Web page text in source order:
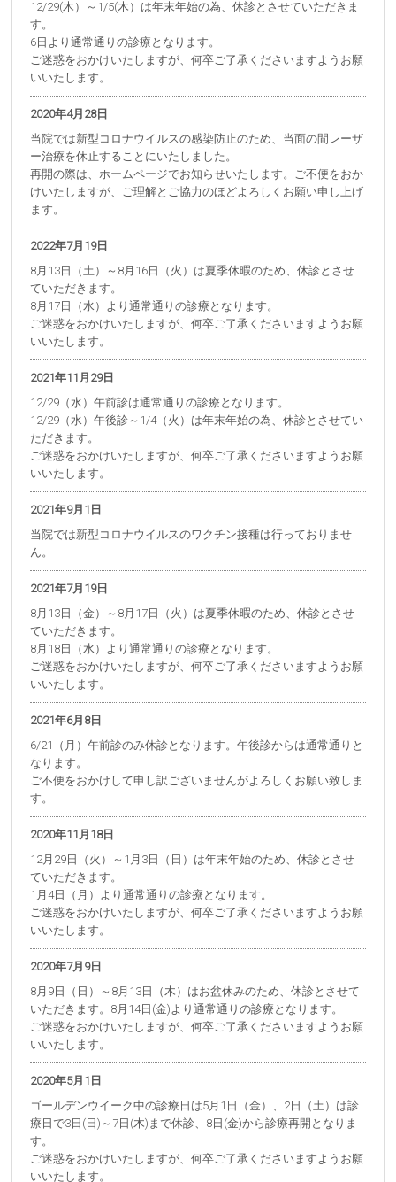
12/29(木）～1/5(木）は年末年始の為、休診とさせていただきま
す。
6日より通常通りの診療となります。
ご迷惑をおかけいたしますが、何卒ご了承くださいますようお願
いいたします。
2020年4月28日
当院では新型コロナウイルスの感染防止のため、当面の間レーザ
ー治療を休止することにいたしました。
再開の際は、ホームページでお知らせいたします。ご不便をおか
けいたしますが、ご理解とご協力のほどよろしくお願い申し上げ
ます。
2022年7月19日
8月13日（土）～8月16日（火）は夏季休暇のため、休診とさせ
ていただきます。
8月17日（水）より通常通りの診療となります。
ご迷惑をおかけいたしますが、何卒ご了承くださいますようお願
いいたします。
2021年11月29日
12/29（水）午前診は通常通りの診療となります。
12/29（水）午後診～1/4（火）は年末年始の為、休診とさせてい
ただきます。
ご迷惑をおかけいたしますが、何卒ご了承くださいますようお願
いいたします。
2021年9月1日
当院では新型コロナウイルスのワクチン接種は行っておりませ
ん。
2021年7月19日
8月13日（金）～8月17日（火）は夏季休暇のため、休診とさせ
ていただきます。
8月18日（水）より通常通りの診療となります。
ご迷惑をおかけいたしますが、何卒ご了承くださいますようお願
いいたします。
2021年6月8日
6/21（月）午前診のみ休診となります。午後診からは通常通りと
なります。
ご不便をおかけして申し訳ございませんがよろしくお願い致しま
す。
2020年11月18日
12月29日（火）～1月3日（日）は年末年始のため、休診とさせ
ていただきます。
1月4日（月）より通常通りの診療となります。
ご迷惑をおかけいたしますが、何卒ご了承くださいますようお願
いいたします。
2020年7月9日
8月9日（日）～8月13日（木）はお盆休みのため、休診とさせて
いただきます。8月14日(金)より通常通りの診療となります。
ご迷惑をおかけいたしますが、何卒ご了承くださいますようお願
いいたします。
2020年5月1日
ゴールデンウイーク中の診療日は5月1日（金）、2日（土）は診
療日で3日(日)～7日(木)まで休診、8日(金)から診療再開となりま
す。
ご迷惑をおかけいたしますが、何卒ご了承くださいますようお願
いいたします。